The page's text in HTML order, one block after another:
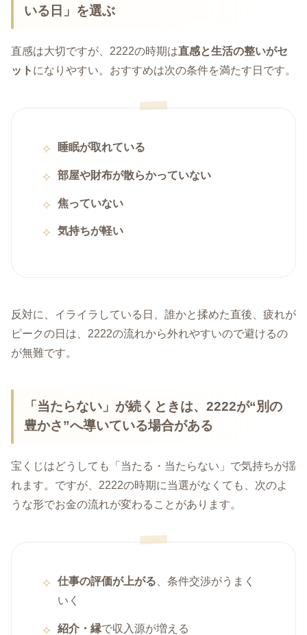
いる日」を選ぶ
直感は大切ですが、2222の時期は直感と生活の整いがセ
ット になりやすい。おすすめは次の条件を満たす日です。
睡眠が取れている
部屋や財布が散らかっていない
焦っていない
気持ちが軽い
反対に、イライラしている日、誰かと揉めた直後、疲れが
ピークの日は、2222の流れから外れやすいので避けるの
が無難です。
「当たらない」が続くときは、2222が“別の
豊かさ”へ導いている場合がある
宝くじはどうしても「当たる・当たらない」で気持ちが揺
れます。ですが、2222の時期に当選がなくても、次のよ
うな形でお金の流れが変わることがあります。
仕事の評価が上がる 、条件交渉がうまく
いく
紹介・縁で収入源が増える